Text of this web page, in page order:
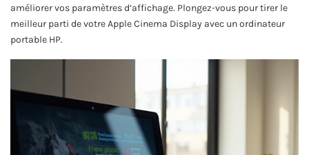
améliorer vos paramètres d’affichage. Plongez-vous pour tirer le
meilleur parti de votre Apple Cinema Display avec un ordinateur
portable HP.